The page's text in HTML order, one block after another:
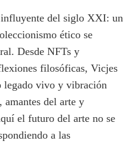
del siglo XXI: un
ético se
Desde NFTs y
filosóficas, Vicjes
legado vivo y vibración
del arte y
el futuro del arte no se
a las